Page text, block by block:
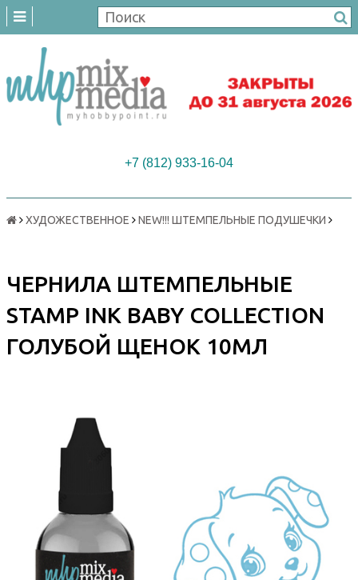
+7 (812) 933-16-04
ХУДОЖЕСТВЕННОЕ NEW!!! ШТЕМПЕЛЬНЫЕ ПОДУШЕЧКИ
ЧЕРНИЛА ШТЕМПЕЛЬНЫЕ
STAMP INK BABY COLLECTION
ГОЛУБОЙ ЩЕНОК 10МЛ